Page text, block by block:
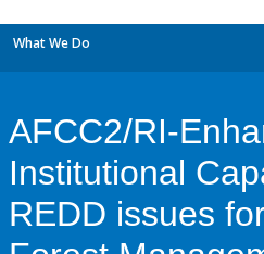
What We Do
AFCC2/RI-
Institutional
REDD issues